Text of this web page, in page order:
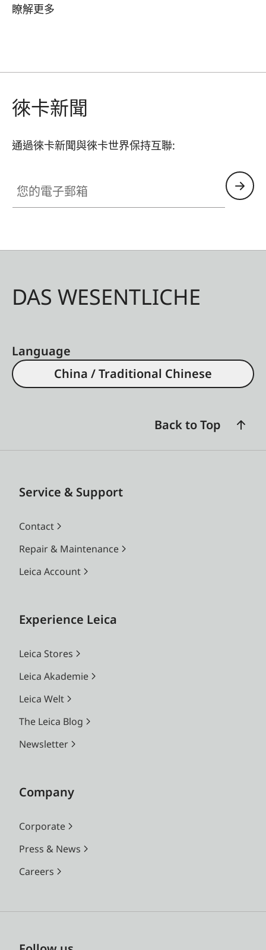
瞭解更多
徠卡新聞
通過徠卡新聞與徠卡世界保持互聯:
DAS WESENTLICHE
Language
China / Traditional Chinese
Back to Top
Service & Support
Contact
Repair & Maintenance
Leica Account
Experience Leica
Leica Stores
Leica Akademie
Leica Welt
The Leica Blog
Newsletter
Company
Corporate
Press & News
Careers